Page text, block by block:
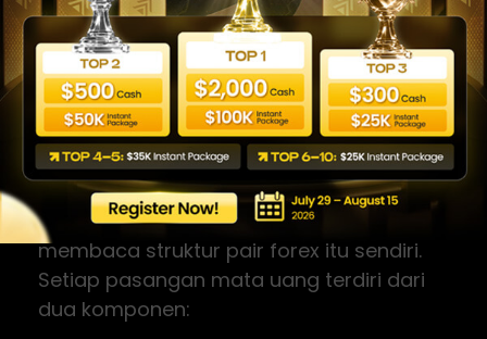
Cara Membaca Pair
Forex: Base Currency,
Quote, dan Nilai Pip
Sebelum memilih pair mana yang cocok,
penting banget untuk paham cara
membaca struktur pair forex itu sendiri.
Setiap pasangan mata uang terdiri dari
dua komponen: